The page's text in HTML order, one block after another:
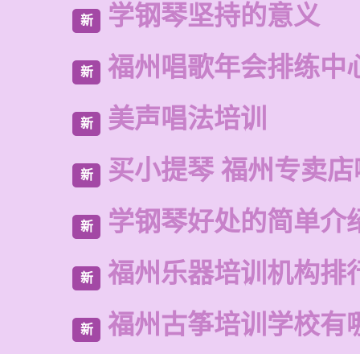
新 学钢琴坚持的意义
新 福州唱歌年会排练中
新 美声唱法培训
新 买小提琴 福州专卖
新 学钢琴好处的简单介
新 福州乐器培训机构排
新 福州古筝培训学校有